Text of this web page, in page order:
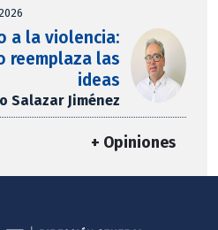
a la violencia:
reemplaza las
ideas
Salazar Jiménez
+ Opiniones